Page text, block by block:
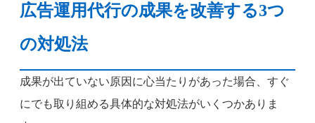
広告運用代行の成果を改善する3つ
の対処法
成果が出ていない原因に心当たりがあった場合、すぐ
にでも取り組める具体的な対処法がいくつかありま